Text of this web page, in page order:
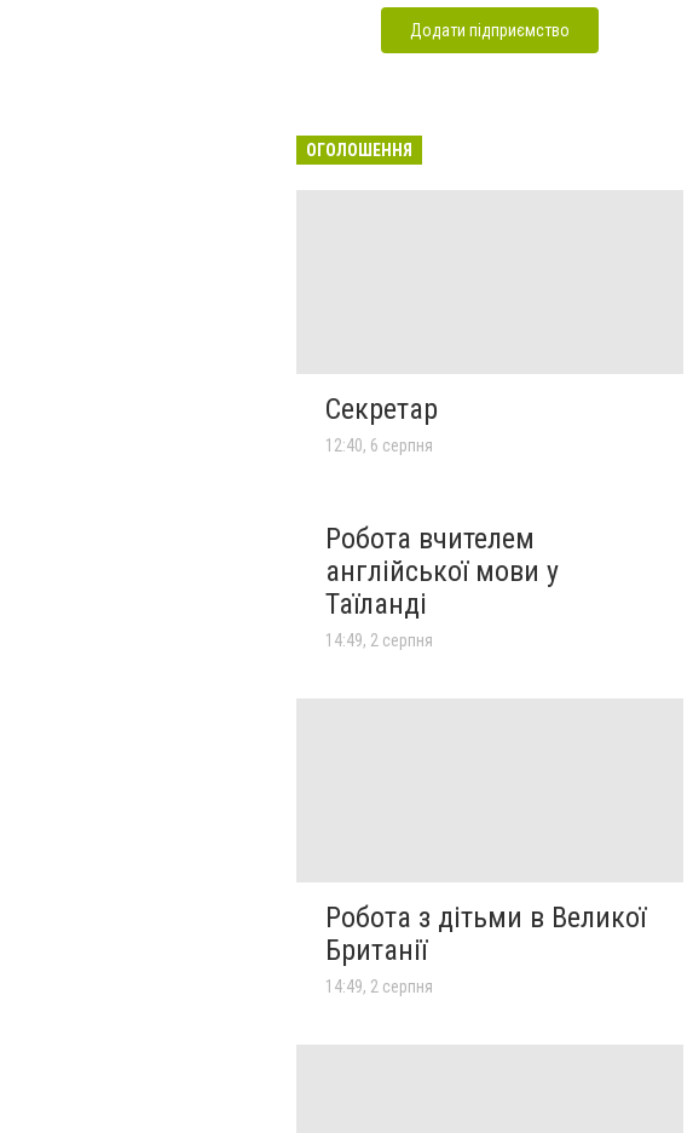
Додати підприємство
ОГОЛОШЕННЯ
Секретар
12:40, 6 серпня
Робота вчителем
англійської мови у
Таїланді
14:49, 2 серпня
Робота з дітьми в Великої
Британії
14:49, 2 серпня